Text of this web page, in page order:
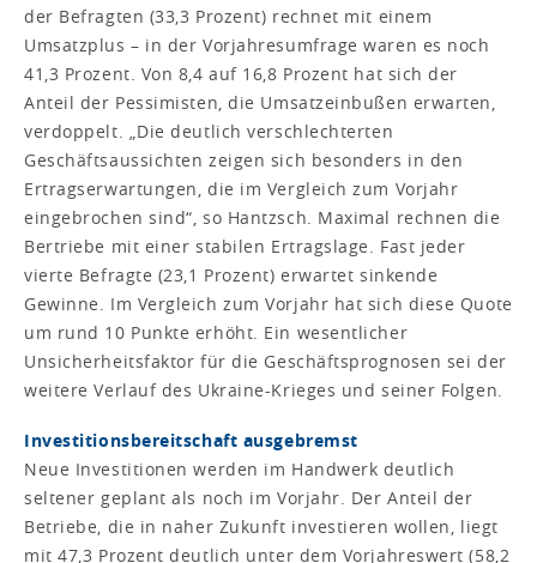
der Befragten (33,3 Prozent) rechnet mit einem
Umsatzplus – in der Vorjahresumfrage waren es noch
41,3 Prozent. Von 8,4 auf 16,8 Prozent hat sich der
Anteil der Pessimisten, die Umsatzeinbußen erwarten,
verdoppelt. „Die deutlich verschlechterten
Geschäftsaussichten zeigen sich besonders in den
Ertragserwartungen, die im Vergleich zum Vorjahr
eingebrochen sind“, so Hantzsch. Maximal rechnen die
Bertriebe mit einer stabilen Ertragslage. Fast jeder
vierte Befragte (23,1 Prozent) erwartet sinkende
Gewinne. Im Vergleich zum Vorjahr hat sich diese Quote
um rund 10 Punkte erhöht. Ein wesentlicher
Unsicherheitsfaktor für die Geschäftsprognosen sei der
weitere Verlauf des Ukraine-Krieges und seiner Folgen.
Investitionsbereitschaft ausgebremst
Neue Investitionen werden im Handwerk deutlich
seltener geplant als noch im Vorjahr. Der Anteil der
Betriebe, die in naher Zukunft investieren wollen, liegt
mit 47,3 Prozent deutlich unter dem Vorjahreswert (58,2